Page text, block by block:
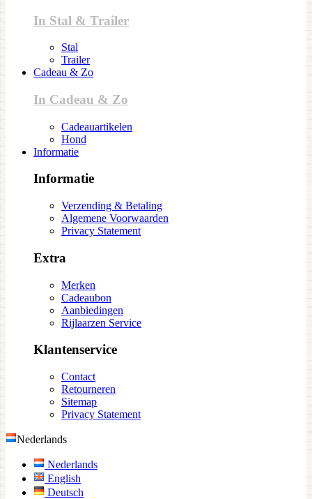
In Stal & Trailer
Stal
Trailer
Cadeau & Zo
In Cadeau & Zo
Cadeauartikelen
Hond
Informatie
Informatie
Verzending & Betaling
Algemene Voorwaarden
Privacy Statement
Extra
Merken
Cadeaubon
Aanbiedingen
Rijlaarzen Service
Klantenservice
Contact
Retourneren
Sitemap
Privacy Statement
Nederlands
Nederlands
English
Deutsch